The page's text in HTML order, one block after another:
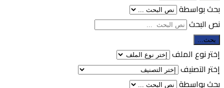
بحث بواسطة
نص البحث
بحث...
إختر نوع الملف
إختر التصنيف
بحث بواسطة